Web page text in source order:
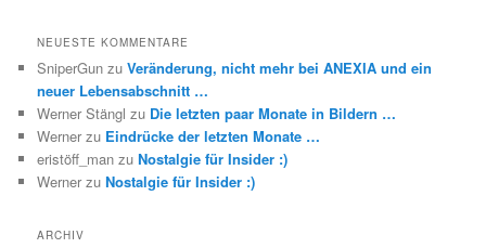
NEUESTE KOMMENTARE
SniperGun zuVeränderung, nicht mehr bei ANEXIA und ein
neuer Lebensabschnitt …
Werner Stängl zu Die letzten paar Monate in Bildern …
Werner zu Eindrücke der letzten Monate …
eristöff_man zuNostalgie für Insider :)
Werner zuNostalgie für Insider :)
ARCHIV